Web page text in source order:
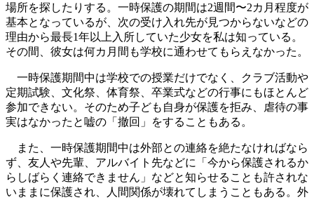
場所を探したりする。一時保護の期間は2週間〜2カ月程度が
基本となっているが、次の受け入れ先が見つからないなどの
理由から最長1年以上入所していた少女を私は知っている。
その間、彼女は何カ月間も学校に通わせてもらえなかった。
一時保護期間中は学校での授業だけでなく、クラブ活動や
定期試験、文化祭、体育祭、卒業式などの行事にもほとんど
参加できない。そのため子ども自身が保護を拒み、虐待の事
実はなかったと嘘の「撤回」をすることもある。
また、一時保護期間中は外部との連絡を絶たなければなら
ず、友人や先輩、アルバイト先などに「今から保護されるか
らしばらく連絡できません」などと知らせることも許されな
いままに保護され、人間関係が壊れてしまうこともある。外